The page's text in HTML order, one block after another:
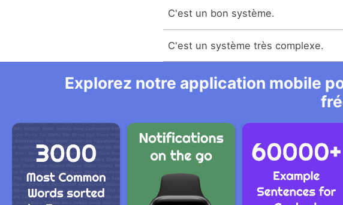
C'est un bon système.
C'est un système très complexe.
Explorez notre application mobile